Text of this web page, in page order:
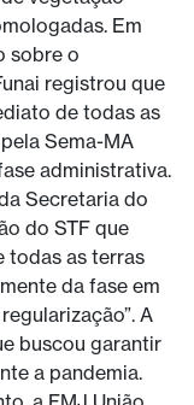
Em
sobre o
registrou que
de todas as
Sema-MA
administrativa.
Secretaria do
do STF que
todas as terras
da fase em
A
buscou garantir
a pandemia.